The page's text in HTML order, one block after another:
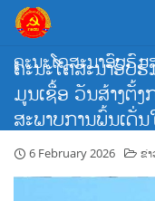
Skip
content
ຄະນະໂຄສະນາອົບຮົ
ຄະນະໂຄສະນາອົບ
ມູນເຊື້ອ ວັນສ້າງຕັ້
ສະພາບການພົ້ນເດັ່
6 February 2026 ຂ່